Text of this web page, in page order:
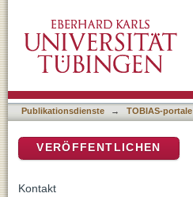
Publikationsdienste → TOBIAS-portale
VERÖFFENTLICHEN
Kontakt